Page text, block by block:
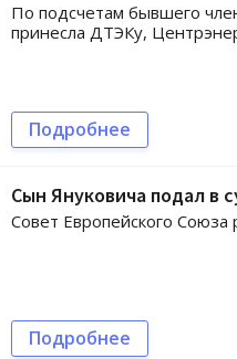
По подсчетам бывшего
принесла ДТЭКу,
Подробнее
Сын Януковича подал в
Совет Европейского Союза
Подробнее